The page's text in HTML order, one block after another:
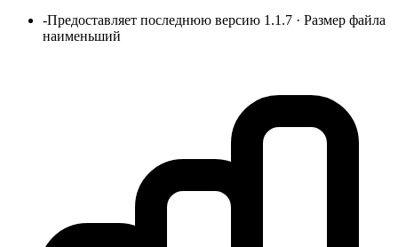
-Предоставляет последнюю версию 1.1.7 · Размер файла
наименьший